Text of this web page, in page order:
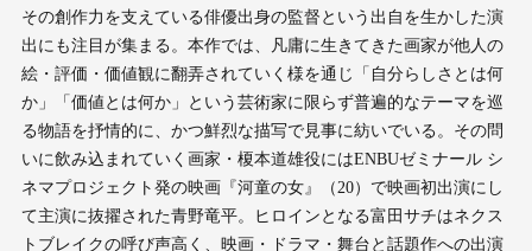
その創作力を支えている俳優出身の監督という出自を生かした演
出にも注目が集まる。本作では、凡庸に生きてきた画家が他人の
絵・評価・価値観に翻弄されていく様を通じ「自分らしさとは何
か」「価値とは何か」という芸術家に限らず普遍的なテーマを巡
る物語を抒情的に、かつ鮮烈な描写で見事に紡いでいる。その問
いに飲み込まれていく画家・榎本道雄役にはENBUゼミナール シ
ネマプロジェクト発の映画『河童の女』（20）で映画初出演にし
て主演に抜擢された青野竜平。ヒロインとなる富田サチはネクス
トブレイクの呼び声高く、映画・ドラマ・舞台と話題作への出演